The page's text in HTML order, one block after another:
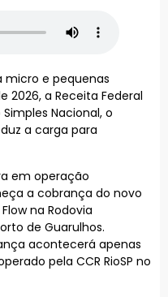
micro e pequenas
2026, a Receita Federal
Nacional, o
a carga para
em operação
a cobrança do novo
na Rodovia
de Guarulhos.
acontecerá apenas
pela CCR RioSP no